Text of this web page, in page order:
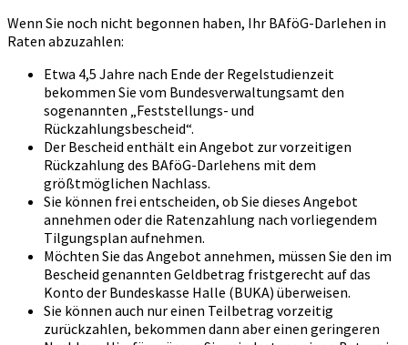
Wenn Sie noch nicht begonnen haben, Ihr BAföG-Darlehen in
Raten abzuzahlen:
Etwa 4,5 Jahre nach Ende der Regelstudienzeit
bekommen Sie vom Bundesverwaltungsamt den
sogenannten „Feststellungs- und
Rückzahlungsbescheid“.
Der Bescheid enthält ein Angebot zur vorzeitigen
Rückzahlung des BAföG-Darlehens mit dem
größtmöglichen Nachlass.
Sie können frei entscheiden, ob Sie dieses Angebot
annehmen oder die Ratenzahlung nach vorliegendem
Tilgungsplan aufnehmen.
Möchten Sie das Angebot annehmen, müssen Sie den im
Bescheid genannten Geldbetrag fristgerecht auf das
Konto der Bundeskasse Halle (BUKA) überweisen.
Sie können auch nur einen Teilbetrag vorzeitig
zurückzahlen, bekommen dann aber einen geringeren